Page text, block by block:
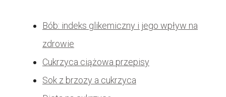
Bób: indeks glikemiczny i jego wpływ na
zdrowie
Cukrzyca ciążowa przepisy
Sok z brzozy a cukrzyca